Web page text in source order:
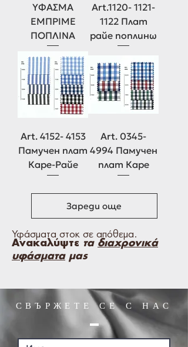
Υφάσματα στοκ σε απόθεμα.
ΥΦΑΣΜΑ
ΕΜΠΡΙΜΕ
ΠΟΠΛΙΝΑ
Art.1120- 1121-
1122 Плат
райе поплинω
Art. 4152- 4153
Памучен плат
Каре-Райе
Art. 0345-
4994 Памучен
плат Каре
Зареди още
Ανακαλύψτε τα διαχρονικά
υφάσματα μας
СВЪРЖЕТЕ СЕ С НАС